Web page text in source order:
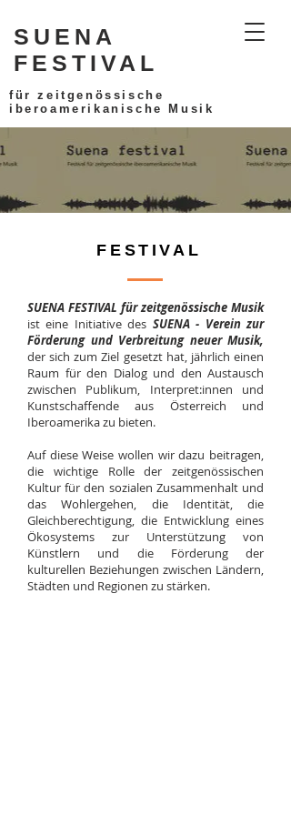
SUENA
FESTIVAL
für zeitgenössische
iberoamerikanische Musik
FESTIVAL
SUENA FESTIVAL für zeitgenössische Musik
ist eine Initiative des SUENA - Verein zur
Förderung und Verbreitung neuer Musik,
der sich zum Ziel gesetzt hat, jährlich einen
Raum für den Dialog und den Austausch
zwischen Publikum, Interpret:innen und
Kunstschaffende aus Österreich und
Iberoamerika zu bieten.
Auf diese Weise wollen wir dazu beitragen,
die wichtige Rolle der zeitgenössischen
Kultur für den sozialen Zusammenhalt und
das Wohlergehen, die Identität, die
Gleichberechtigung, die Entwicklung eines
Ökosystems zur Unterstützung von
Künstlern und die Förderung der
kulturellen Beziehungen zwischen Ländern,
Städten und Regionen zu stärken.